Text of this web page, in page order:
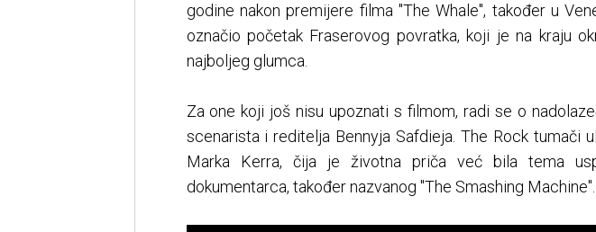
godine nakon premijere filma "The Whale", također u
označio početak Fraserovog povratka, koji je na kraju
najboljeg glumca.
Za one koji još nisu upoznati s filmom, radi se o
scenarista i reditelja Bennyja Safdieja. The Rock tumači
Marka Kerra, čija je životna priča već bila tema
dokumentarca, također nazvanog "The Smashing Machine".